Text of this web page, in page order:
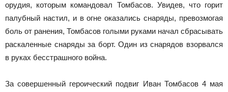
орудия, которым командовал Томбасов. Увидев, что горит
палубный настил, и в огне оказались снаряды, превозмогая
боль от ранения, Томбасов голыми руками начал сбрасывать
раскаленные снаряды за борт. Один из снарядов взорвался
в руках бесстрашного война.
За совершенный героический подвиг Иван Томбасов 4 мая